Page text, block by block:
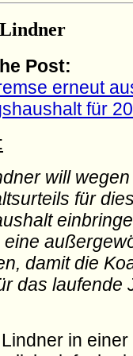
Post:
erneut
für
will
für
damit die
das laufende
in